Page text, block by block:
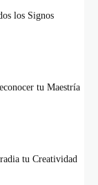
los Signos
tu Maestría
tu Creatividad